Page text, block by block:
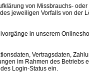
von Missbrauchs-
jeweiligen Vorfalls von der
in unserem
Vertragsdaten,
im Rahmen des
Login-Status ein.